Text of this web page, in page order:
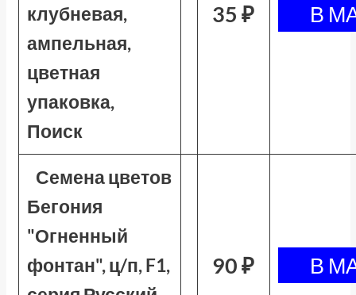
клубневая,
ампельная,
цветная
упаковка,
Поиск
35 ₽
Семена цветов
Бегония
"Огненный
фонтан", ц/п, F1,
90 ₽